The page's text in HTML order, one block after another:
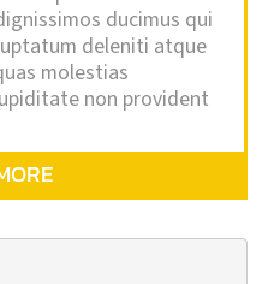
ducimus qui
deleniti atque
molestias
non provident